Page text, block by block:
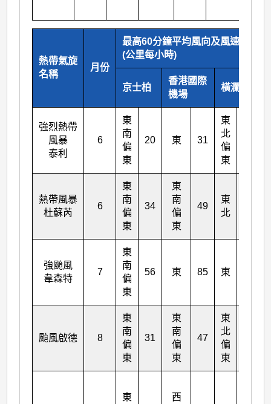
熱帶氣旋
名稱
月份
最高60分鐘平均風向及風速
(公里每小時)
京士柏
香港國際
機場
橫瀾島
強烈熱帶
風暴
泰利
6
東
南
偏
東
20 東 31
東
北
偏
東
熱帶風暴
杜蘇芮
6
東
南
偏
東
34
東
南
偏
東
49
東
北
強颱風
韋森特
7
東
南
偏
東
56 東 85 東
颱風啟德 8
東
南
偏
東
31
東
南
偏
東
47
東
北
偏
東
東
西